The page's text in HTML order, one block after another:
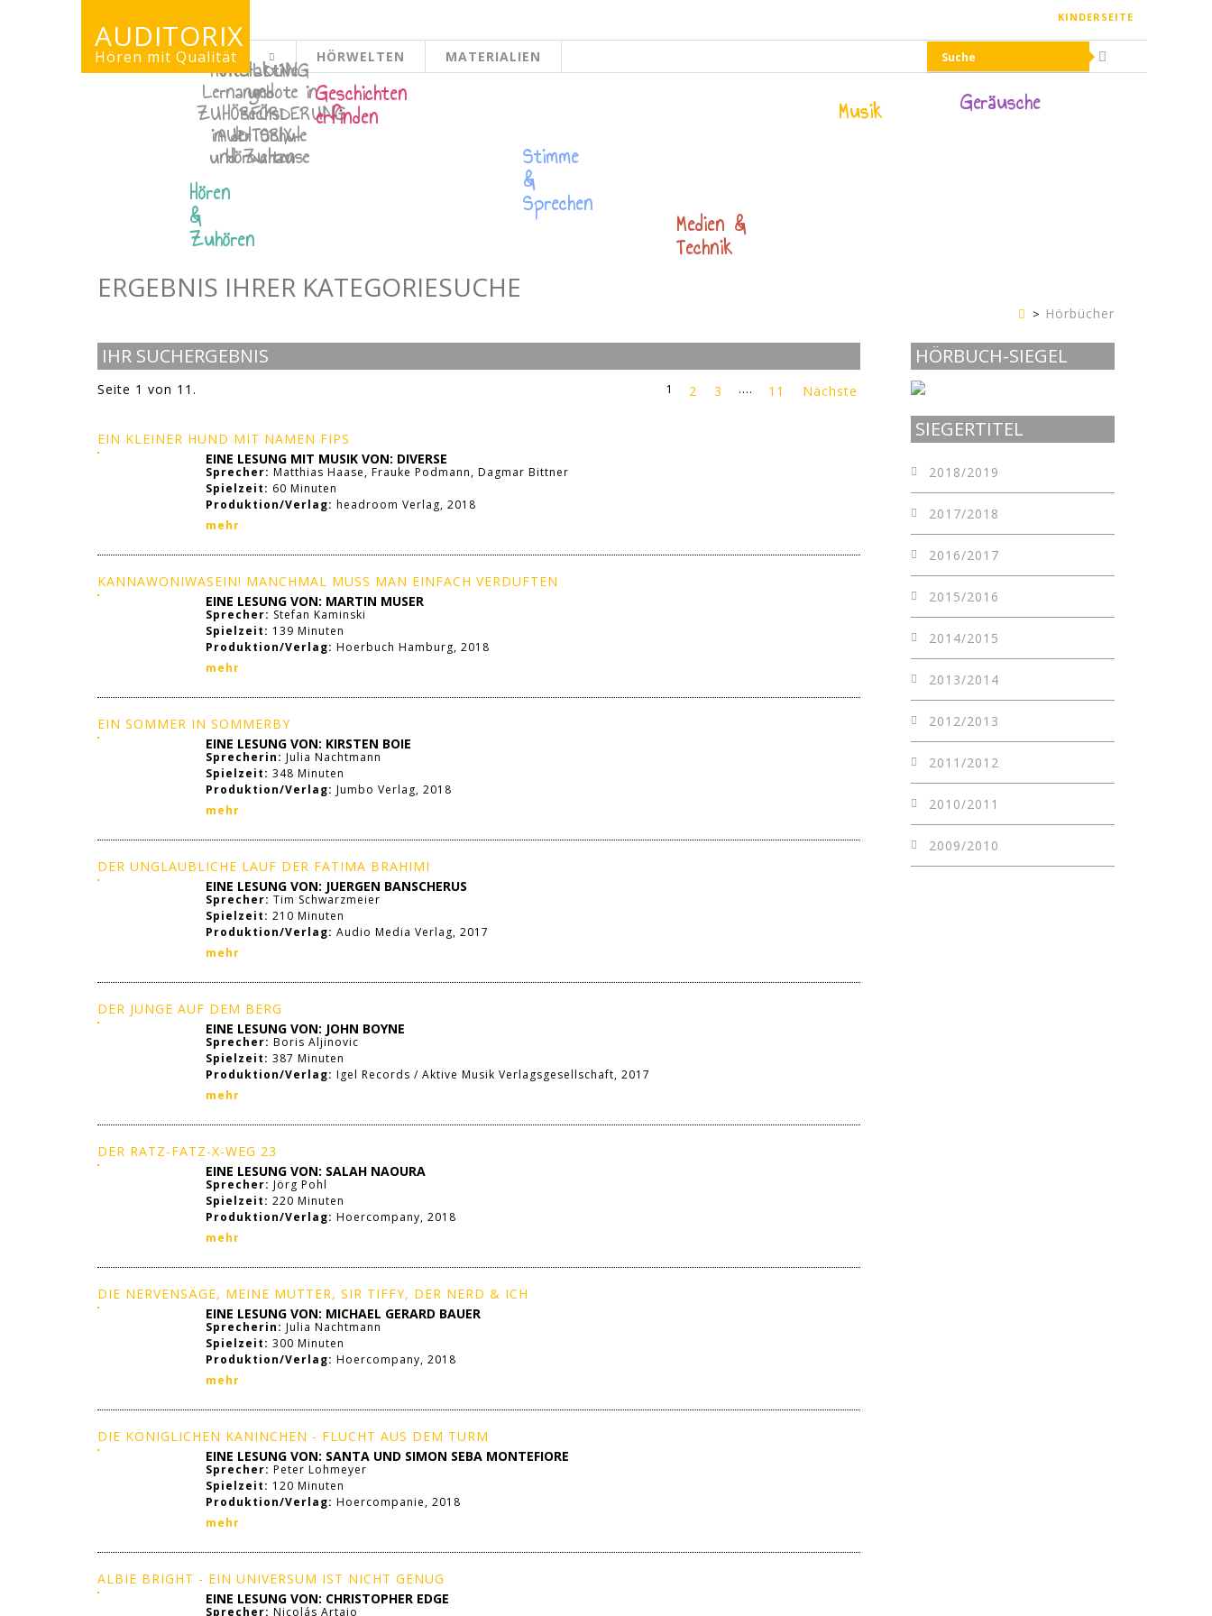
KINDERSEITE
AUDITORIX
Hören mit Qualität
ERWACHSENENSEITE
HÖRWELTEN MATERIALIEN
Hören
&
Zuhören
Geschichten
erfinden
Stimme
&
Sprechen
Medien &
Technik
Musik Geräusche
Interaktive
Lernangebote in
sechs
AUDITORIX-
Hörwelten
HÖRBILDUNG
und
ZUHÖRFÖRDERUNG
in der Schule
und Zuhause
ERGEBNIS IHRER KATEGORIESUCHE
Erwachsenenseite
Hörbücher
IHR SUCHERGEBNIS
Seite 1 von 11. 1 2 3 .... 11 Nächste
EIN KLEINER HUND MIT NAMEN FIPS
EINE LESUNG MIT MUSIK VON: DIVERSE
Sprecher: Matthias Haase, Frauke Podmann, Dagmar Bittner
Spielzeit: 60 Minuten
Produktion/Verlag: headroom Verlag, 2018
mehr
KANNAWONIWASEIN! MANCHMAL MUSS MAN EINFACH VERDUFTEN
EINE LESUNG VON: MARTIN MUSER
Sprecher: Stefan Kaminski
Spielzeit: 139 Minuten
Produktion/Verlag: Hoerbuch Hamburg, 2018
mehr
EIN SOMMER IN SOMMERBY
EINE LESUNG VON: KIRSTEN BOIE
Sprecherin: Julia Nachtmann
Spielzeit: 348 Minuten
Produktion/Verlag: Jumbo Verlag, 2018
mehr
DER UNGLAUBLICHE LAUF DER FATIMA BRAHIMI
EINE LESUNG VON: JUERGEN BANSCHERUS
Sprecher: Tim Schwarzmeier
Spielzeit: 210 Minuten
Produktion/Verlag: Audio Media Verlag, 2017
mehr
DER JUNGE AUF DEM BERG
EINE LESUNG VON: JOHN BOYNE
Sprecher: Boris Aljinovic
Spielzeit: 387 Minuten
Produktion/Verlag: Igel Records / Aktive Musik Verlagsgesellschaft, 2017
mehr
DER RATZ-FATZ-X-WEG 23
EINE LESUNG VON: SALAH NAOURA
Sprecher: Jörg Pohl
Spielzeit: 220 Minuten
Produktion/Verlag: Hoercompany, 2018
mehr
DIE NERVENSÄGE, MEINE MUTTER, SIR TIFFY, DER NERD & ICH
EINE LESUNG VON: MICHAEL GERARD BAUER
Sprecherin: Julia Nachtmann
Spielzeit: 300 Minuten
Produktion/Verlag: Hoercompany, 2018
mehr
DIE KÖNIGLICHEN KANINCHEN - FLUCHT AUS DEM TURM
EINE LESUNG VON: SANTA UND SIMON SEBA MONTEFIORE
Sprecher: Peter Lohmeyer
Spielzeit: 120 Minuten
Produktion/Verlag: Hoercompanie, 2018
mehr
ALBIE BRIGHT - EIN UNIVERSUM IST NICHT GENUG
EINE LESUNG VON: CHRISTOPHER EDGE
Sprecher: Nicolás Artajo
HÖRBUCH-SIEGEL
SIEGERTITEL
2018/2019
2017/2018
2016/2017
2015/2016
2014/2015
2013/2014
2012/2013
2011/2012
2010/2011
2009/2010